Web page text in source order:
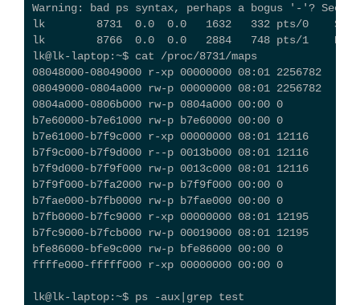
Warning: bad ps syntax, perhaps a bogus '-'? See
lk        8731  0.0  0.0   1632   332 pts/0
lk        8766  0.0  0.0   2884   748 pts/1
lk@lk-laptop:~$ cat /proc/8731/maps
08048000-08049000 r-xp 00000000 08:01 2256782
08049000-0804a000 rw-p 00000000 08:01 2256782
0804a000-0806b000 rw-p 0804a000 00:00 0
b7e60000-b7e61000 rw-p b7e60000 00:00 0
b7e61000-b7f9c000 r-xp 00000000 08:01 12116
b7f9c000-b7f9d000 r--p 0013b000 08:01 12116
b7f9d000-b7f9f000 rw-p 0013c000 08:01 12116
b7f9f000-b7fa2000 rw-p b7f9f000 00:00 0
b7fae000-b7fb0000 rw-p b7fae000 00:00 0
b7fb0000-b7fc9000 r-xp 00000000 08:01 12195
b7fc9000-b7fcb000 rw-p 00019000 08:01 12195
bfe86000-bfe9c000 rw-p bfe86000 00:00 0
ffffe000-fffff000 r-xp 00000000 00:00 0
lk@lk-laptop:~$ ps -aux|grep test